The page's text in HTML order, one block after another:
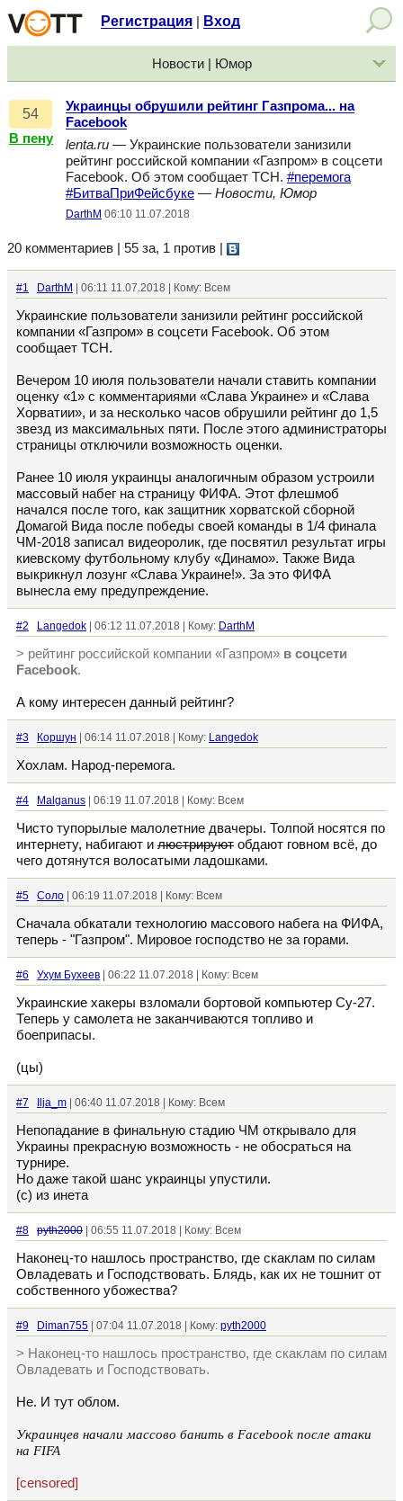
Регистрация Вход
Новости | Юмор
54
В пену
Украинцы обрушили рейтинг Газпрома... на
Facebook
lenta.ru — Украинские пользователи занизили
рейтинг российской компании «Газпром» в соцсети
Facebook. Об этом сообщает ТСН. #перемога
#БитваПриФейсбуке — Новости, Юмор
DarthM 06:10 11.07.2018
20 комментариев | 55 за, 1 против
#1 DarthM | 06:11 11.07.2018 | Кому: Всем
Украинские пользователи занизили рейтинг российской
компании «Газпром» в соцсети Facebook. Об этом
сообщает ТСН.
Вечером 10 июля пользователи начали ставить компании
оценку «1» с комментариями «Слава Украине» и «Слава
Хорватии», и за несколько часов обрушили рейтинг до 1,5
звезд из максимальных пяти. После этого администраторы
страницы отключили возможность оценки.
Ранее 10 июля украинцы аналогичным образом устроили
массовый набег на страницу ФИФА. Этот флешмоб
начался после того, как защитник хорватской сборной
Домагой Вида после победы своей команды в 1/4 финала
ЧМ-2018 записал видеоролик, где посвятил результат игры
киевскому футбольному клубу «Динамо». Также Вида
выкрикнул лозунг «Слава Украине!». За это ФИФА
вынесла ему предупреждение.
#2 Langedok | 06:12 11.07.2018 | Кому: DarthM
> рейтинг российской компании «Газпром» в соцсети
Facebook.
А кому интересен данный рейтинг?
#3 Коршун | 06:14 11.07.2018 | Кому: Langedok
Хохлам. Народ-перемога.
#4 Malganus | 06:19 11.07.2018 | Кому: Всем
Чисто тупорылые малолетние двачеры. Толпой носятся по
интернету, набигают и люстрируют обдают говном всё, до
чего дотянутся волосатыми ладошками.
#5 Соло | 06:19 11.07.2018 | Кому: Всем
Сначала обкатали технологию массового набега на ФИФА,
теперь - "Газпром". Мировое господство не за горами.
#6 Ухум Бухеев | 06:22 11.07.2018 | Кому: Всем
Украинские хакеры взломали бортовой компьютер Су-27.
Теперь у самолета не заканчиваются топливо и
боеприпасы.
(цы)
#7 Ilja_m | 06:40 11.07.2018 | Кому: Всем
Непопадание в финальную стадию ЧМ открывало для
Украины прекрасную возможность - не обосраться на
турнире.
Но даже такой шанс украинцы упустили.
(c) из инета
#8 pyth2000 | 06:55 11.07.2018 | Кому: Всем
Наконец-то нашлось пространство, где скаклам по силам
Овладевать и Господствовать. Блядь, как их не тошнит от
собственного убожества?
#9 Diman755 | 07:04 11.07.2018 | Кому: pyth2000
> Наконец-то нашлось пространство, где скаклам по силам
Овладевать и Господствовать.
Не. И тут облом.
Украинцев начали массово банить в Facebook после атаки
на FIFA
[censored]